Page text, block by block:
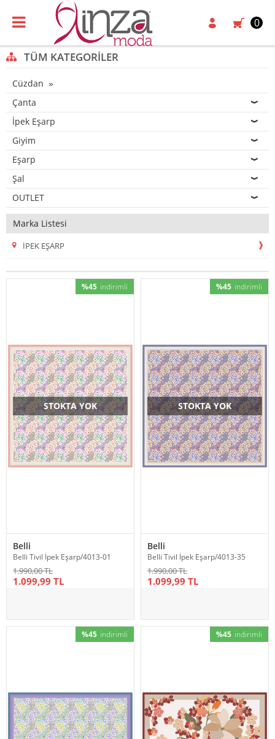
0
TÜM KATEGORILER
Cüzdan
Çanta
İpek Eşarp
Giyim
Eşarp
Şal
OUTLET
Marka Listesi
İPEK EŞARP
%45 indirimli
STOKTA YOK
Belli
Belli Tivil İpek Eşarp/4013-01
1.990,00 TL
1.099,99 TL
%45 indirimli
STOKTA YOK
Belli
Belli Tivil İpek Eşarp/4013-35
1.990,00 TL
1.099,99 TL
%45 indirimli %45 indirimli